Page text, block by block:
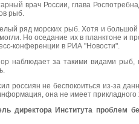
врач России, глава
рыб.
ряд морских рыб. Хотя и
Но оседание их в планктоне
конференции в РИА "Новости".
наблюдает за такими видами рыб,
россиян не беспокоиться из-за
она не имеет
директора Института проблем